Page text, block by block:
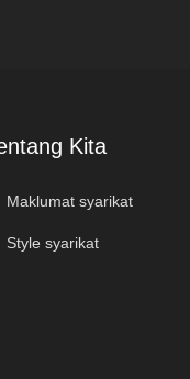
Kita
Maklumat syarikat
Style syarikat